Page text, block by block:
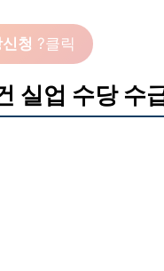
청 ?클릭
실업 수당 수